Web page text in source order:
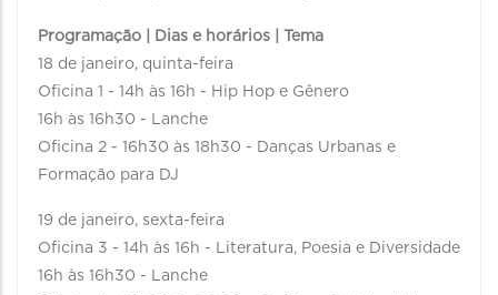
Programação | Dias e horários | Tema
18 de janeiro, quinta-feira
Oficina 1 - 14h às 16h - Hip Hop e Gênero
16h às 16h30 - Lanche
Oficina 2 - 16h30 às 18h30 - Danças Urbanas e
Formação para DJ
19 de janeiro, sexta-feira
Oficina 3 - 14h às 16h - Literatura, Poesia e Diversidade
16h às 16h30 - Lanche